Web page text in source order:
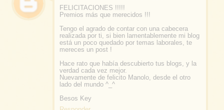
FELICITACIONES !!!!!
Premios más que merecidos !!!
Tengo el agrado de contar con una cabecera
realizada por ti, si bien lamentablemente mi blog
está un poco quedado por temas laborales, te
mereces un post !
Hace rato que había descubierto tus blogs, y la
verdad cada vez mejor.
Nuevamente de felicito Manolo, desde el otro
lado del mundo ^_^
Besos Key